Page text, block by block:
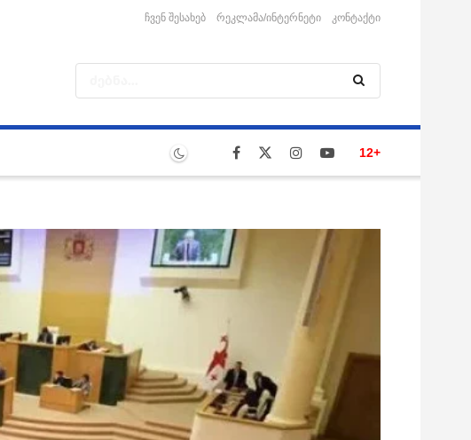
ჩვენ შესახებ რეკლამა/ინტერნეტი კონტაქტი
12+